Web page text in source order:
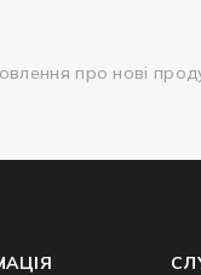
про нові